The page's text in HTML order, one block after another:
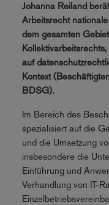
Johanna Reiland
Arbeitsrecht
dem gesamten
auf
Kontext
BDSG).
Im Bereich des
spezialisiert auf die
und die Umsetzung
insbesondere die
Einführung und
Verhandlung von IT-